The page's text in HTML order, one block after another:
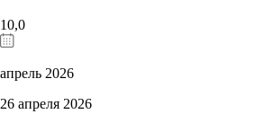
10,0
апрель 2026
26 апреля 2026